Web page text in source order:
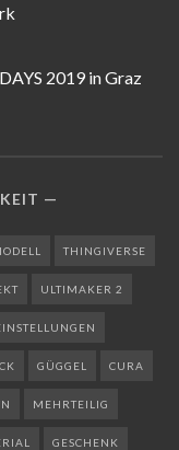
2019 in Graz
THINGIVERSE
ULTIMAKER 2
GÜGGEL CURA
MEHRTEILIG
GESCHENK